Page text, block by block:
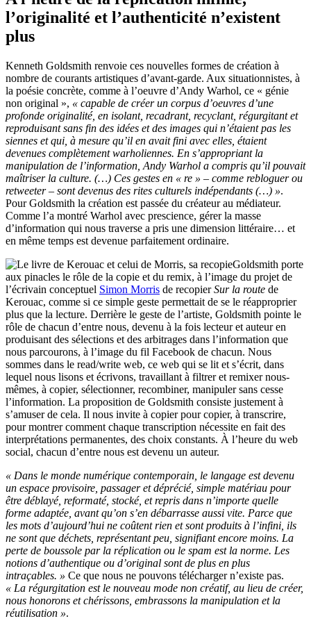
l’originalité et l’authenticité n’existent
plus
Kenneth Goldsmith renvoie ces nouvelles formes de création à
nombre de courants artistiques d’avant-garde. Aux situationnistes, à
la poésie concrète, comme à l’oeuvre d’Andy Warhol, ce « génie
non original », « capable de créer un corpus d’oeuvres d’une
profonde originalité, en isolant, recadrant, recyclant, régurgitant et
reproduisant sans fin des idées et des images qui n’étaient pas les
siennes et qui, à mesure qu’il en avait fini avec elles, étaient
devenues complètement warholiennes. En s’appropriant la
manipulation de l’information, Andy Warhol a compris qu’il pouvait
maîtriser la culture. (…) Ces gestes en « re » – comme rebloguer ou
retweeter – sont devenus des rites culturels indépendants (…) ».
Pour Goldsmith la création est passée du créateur au médiateur.
Comme l’a montré Warhol avec prescience, gérer la masse
d’information qui nous traverse a pris une dimension littéraire… et
en même temps est devenue parfaitement ordinaire.
Goldsmith porte
aux pinacles le rôle de la copie et du remix, à l’image du projet de
l’écrivain conceptuel Simon Morris de recopierSur la route de
Kerouac, comme si ce simple geste permettait de se le réapproprier
plus que la lecture. Derrière le geste de l’artiste, Goldsmith pointe le
rôle de chacun d’entre nous, devenu à la fois lecteur et auteur en
produisant des sélections et des arbitrages dans l’information que
nous parcourons, à l’image du fil Facebook de chacun. Nous
sommes dans le read/write web, ce web qui se lit et s’écrit, dans
lequel nous lisons et écrivons, travaillant à filtrer et remixer nous-
mêmes, à copier, sélectionner, recombiner, manipuler sans cesse
l’information. La proposition de Goldsmith consiste justement à
s’amuser de cela. Il nous invite à copier pour copier, à transcrire,
pour montrer comment chaque transcription nécessite en fait des
interprétations permanentes, des choix constants. À l’heure du web
social, chacun d’entre nous est devenu un auteur.
« Dans le monde numérique contemporain, le langage est devenu
un espace provisoire, passager et déprécié, simple matériau pour
être déblayé, reformaté, stocké, et repris dans n’importe quelle
forme adaptée, avant qu’on s’en débarrasse aussi vite. Parce que
les mots d’aujourd’hui ne coûtent rien et sont produits à l’infini, ils
ne sont que déchets, représentant peu, signifiant encore moins. La
perte de boussole par la réplication ou le spam est la norme. Les
notions d’authentique ou d’original sont de plus en plus
intraçables. » Ce que nous ne pouvons télécharger n’existe pas.
« La régurgitation est le nouveau mode non créatif, au lieu de créer,
nous honorons et chérissons, embrassons la manipulation et la
réutilisation ».